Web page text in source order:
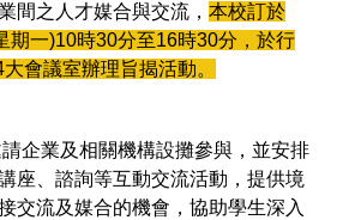
間之人才媒合與交流， 本校訂於
期一)10時30分至16時30分，於行
會議室辦理旨揭活動。
企業及相關機構設攤參與，並安排
座、諮詢等互動交流活動，提供境
交流及媒合的機會，協助學生深入